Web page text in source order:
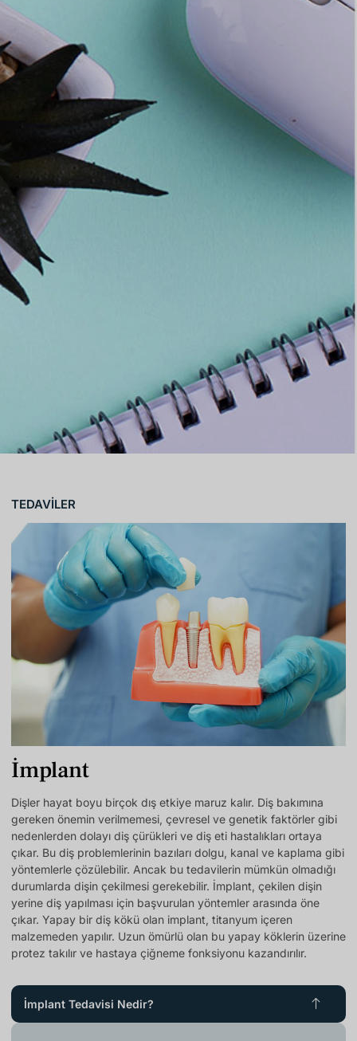
TEDAVİLER
İmplant
Dişler hayat boyu birçok dış etkiye maruz kalır. Diş bakımına
gereken önemin verilmemesi, çevresel ve genetik faktörler gibi
nedenlerden dolayı diş çürükleri ve diş eti hastalıkları ortaya
çıkar. Bu diş problemlerinin bazıları dolgu, kanal ve kaplama gibi
yöntemlerle çözülebilir. Ancak bu tedavilerin mümkün olmadığı
durumlarda dişin çekilmesi gerekebilir. İmplant, çekilen dişin
yerine diş yapılması için başvurulan yöntemler arasında öne
çıkar. Yapay bir diş kökü olan implant, titanyum içeren
malzemeden yapılır. Uzun ömürlü olan bu yapay köklerin üzerine
protez takılır ve hastaya çiğneme fonksiyonu kazandırılır.
İmplant Tedavisi Nedir?